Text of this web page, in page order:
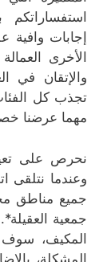
إجابات
الأخرى
والإتقان في
تجذب كل
مهما عرضنا
نحرص على
وعندما نتلقى
جميع مناطق
جمعية
المكيف، سوف
المشكلة،